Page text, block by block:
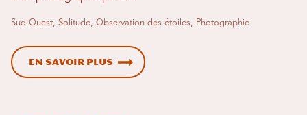
Sud-Ouest, Solitude, Observation des étoiles, Photographie
En savoir plus